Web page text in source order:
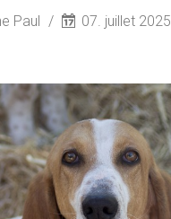
Paul 07. juillet 2025